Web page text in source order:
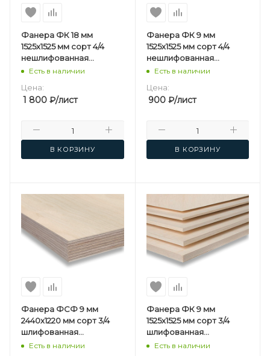
Фанера ФК 18 мм
1525х1525 мм сорт 4/4
нешлифованная
березовая
Есть в наличии
Цена:
1 800 ₽/лист
В КОРЗИНУ
Фанера ФК 9 мм
1525х1525 мм сорт 4/4
нешлифованная
березовая
Есть в наличии
Цена:
900₽/лист
В КОРЗИНУ
Фанера ФСФ 9 мм
2440х1220 мм сорт 3/4
шлифованная
березовая
Есть в наличии
Фанера ФК 9 мм
1525х1525 мм сорт 3/4
шлифованная
березовая
Есть в наличии